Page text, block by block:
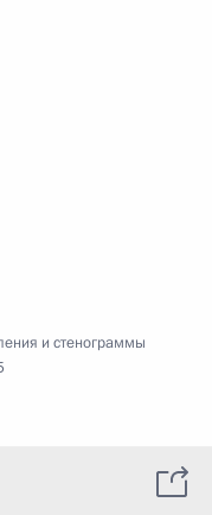
и стенограммы